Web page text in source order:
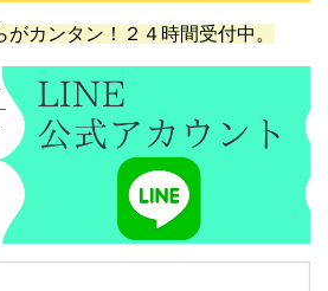
がカンタン！２４時間受付中。